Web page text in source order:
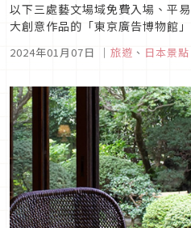
以下三處藝文場域免費入場、平
大創意作品的「東京廣告博物館
功能展演場地、餐廳、咖啡廳與
2024年01月07日 ｜ 旅遊 、 日本景點